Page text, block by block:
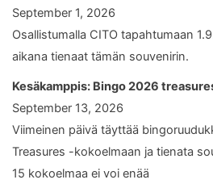
September 1, 2026
Osallistumalla CITO tapahtumaan
aikana tienaat tämän souvenirin.
Kesäkamppis: Bingo 2026
September 13, 2026
Viimeinen päivä täyttää
Treasures -kokoelmaan ja tienata
15 kokoelmaa ei voi enää